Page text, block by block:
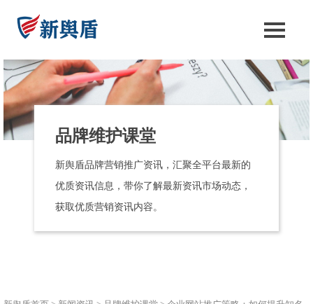
品牌维护课堂
新舆盾品牌营销推广资讯，汇聚全平台最新的
优质资讯信息，带你了解最新资讯市场动态，
获取优质营销资讯内容。